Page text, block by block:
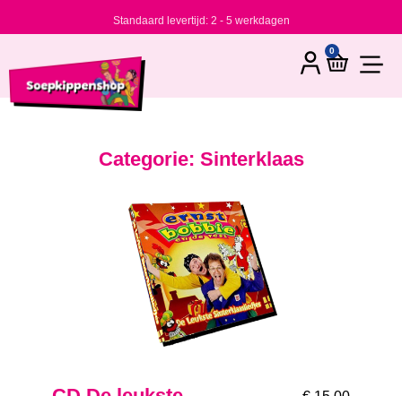
Standaard levertijd: 2 - 5 werkdagen
0
Categorie: Sinterklaas